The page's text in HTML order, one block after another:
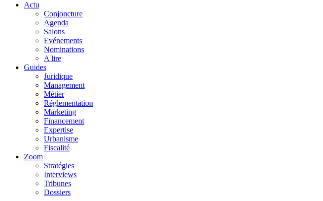
Actu
Conjoncture
Agenda
Salons
Evénements
Nominations
A lire
Guides
Juridique
Management
Métier
Réglementation
Marketing
Financement
Expertise
Urbanisme
Fiscalité
Zoom
Stratégies
Interviews
Tribunes
Dossiers